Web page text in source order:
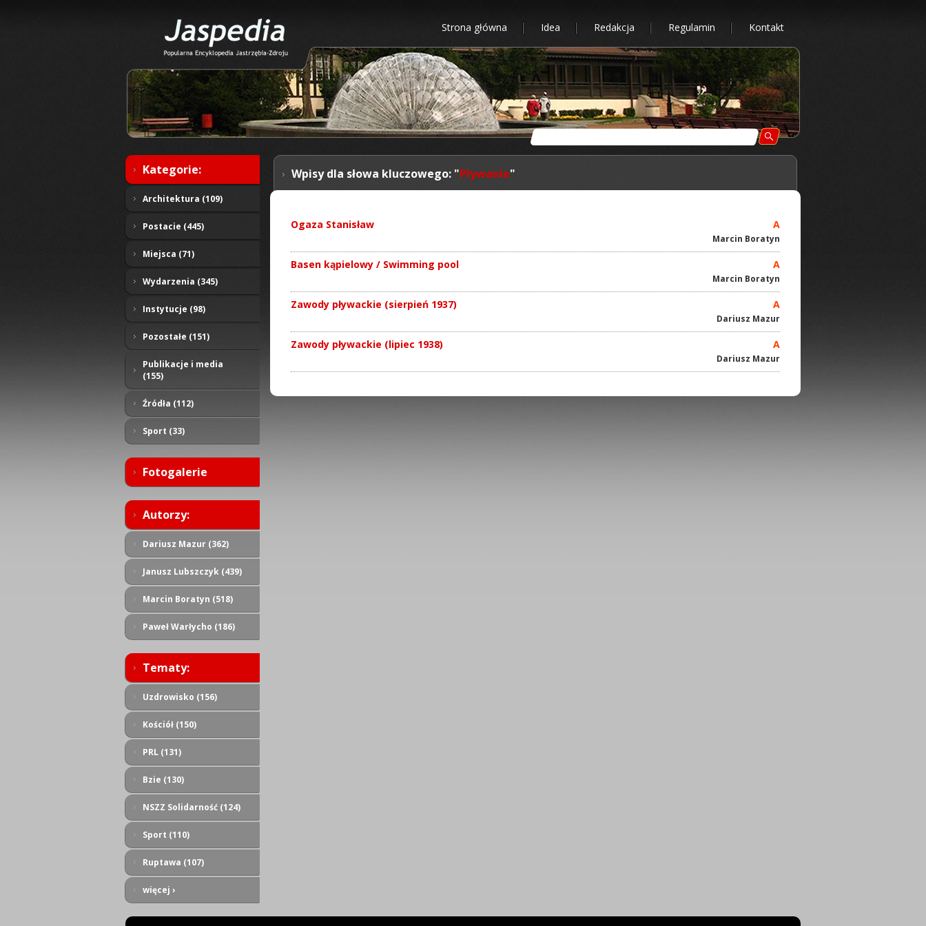
Strona główna Idea Redakcja Regulamin Kontakt
Kategorie:
Architektura (109)
Postacie (445)
Miejsca (71)
Wydarzenia (345)
Instytucje (98)
Pozostałe (151)
Publikacje i media
(155)
Źródła (112)
Sport (33)
Fotogalerie
Autorzy:
Dariusz Mazur (362)
Janusz Lubszczyk (439)
Marcin Boratyn (518)
Paweł Warłycho (186)
Tematy:
Uzdrowisko (156)
Kościół (150)
PRL (131)
Bzie (130)
NSZZ Solidarność (124)
Sport (110)
Ruptawa (107)
więcej ›
Wpisy dla słowa kluczowego: "Pływanie"
A
Ogaza Stanisław
Marcin Boratyn
A
Basen kąpielowy / Swimming pool
Marcin Boratyn
A
Zawody pływackie (sierpień 1937)
Dariusz Mazur
A
Zawody pływackie (lipiec 1938)
Dariusz Mazur